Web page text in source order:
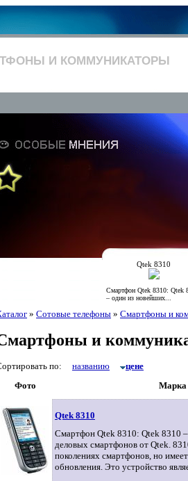
И КОММУНИКАТОРЫ
Qtek 8310
Смартфон Qtek 8310: Qtek
– один из новейших...
» Сотовые телефоны » Смартфоны и
и
по: названию
цене
Фото
Марка
Qtek 8310
Смартфон Qtek 8310: Qtek 8310
деловых смартфонов от Qtek.
поколениях смартфонов, но
обновления. Это устройство